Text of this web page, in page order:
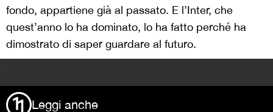
fondo, appartiene già al passato. E l’Inter, che
quest’anno lo ha dominato, lo ha fatto perché ha
dimostrato di saper guardare al futuro.
Leggi anche